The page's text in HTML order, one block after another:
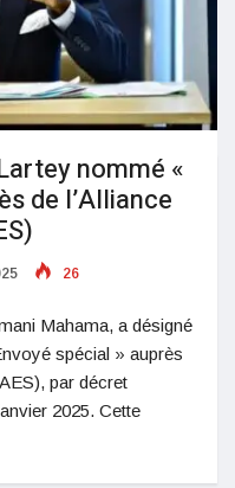
nommé «
de l’Alliance
26
Mahama, a désigné
spécial » auprès
par décret
2025. Cette